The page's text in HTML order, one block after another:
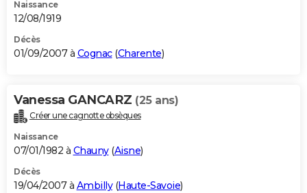
Naissance
12/08/1919
Décès
01/09/2007 à Cognac(Charente)
Vanessa GANCARZ (25 ans)
Créer une cagnotte obsèques
Naissance
07/01/1982 à Chauny(Aisne)
Décès
19/04/2007 à Ambilly(Haute-Savoie)